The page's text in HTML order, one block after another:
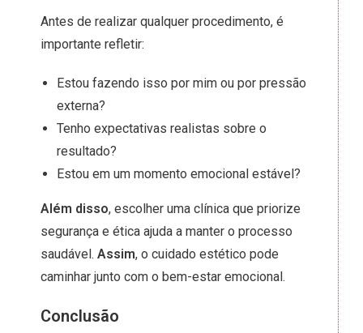
Antes de realizar qualquer procedimento, é
importante refletir:
Estou fazendo isso por mim ou por pressão
externa?
Tenho expectativas realistas sobre o
resultado?
Estou em um momento emocional estável?
Além disso, escolher uma clínica que priorize
segurança e ética ajuda a manter o processo
saudável. Assim, o cuidado estético pode
caminhar junto com o bem-estar emocional.
Conclusão